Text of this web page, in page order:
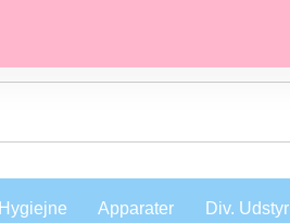
Hygiejne Apparater Div. Udstyr